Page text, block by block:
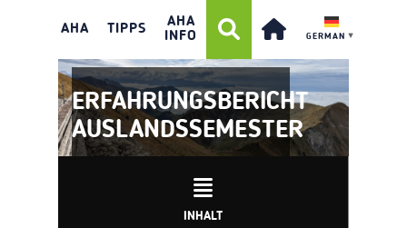
AHA TIPPS
AHA
INFO
GERMAN ▼
ERFAHRUNGSBERICHT
AUSLANDSSEMESTER
INHALT